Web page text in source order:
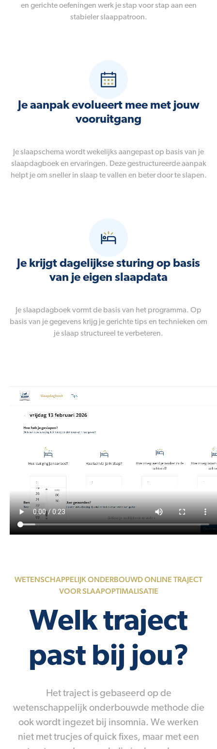
en gerichte oefeningen werk je stap voor stap aan een
stabieler slaappatroon.
Je aanpak evolueert mee met jouw
vooruitgang
Je slaapschema wordt wekelijks aangepast op basis van je
slaapdagboek en ervaringen. Deze gestructureerde aanpak
helpt je om sneller in slaap te vallen en beter door te slapen.
Je krijgt dagelijkse sturing op basis
van je eigen slaapdata
Je slaapdagboek vormt de basis van het programma. Op
basis van je gegevens krijg je gerichte tips en technieken om
je slaap structureel te verbeteren.
WETENSCHAPPELIJK ONDERBOUWD ONLINE TRAJECT
VOOR SLAAPOPTIMALISATIE
Welk traject
past bij jou?
Het traject is gebaseerd op de
wetenschappelijk onderbouwde methode die
ook wordt ingezet bij insomnia. We werken
niet met trucjes of quick fixes, maar met een